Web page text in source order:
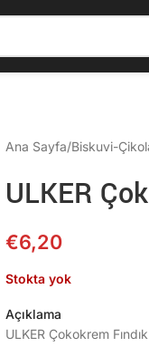
Ana Sayfa/Biskuvi-
ULKER
€6,20
Stokta yok
Açıklama
ULKER Çokokrem